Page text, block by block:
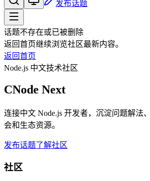
发布话题
话题不存在或已被删除
返回首页继续浏览社区最新内容。
返回首页
Node.js 中文技术社区
CNode Next
连接中文 Node.js 开发者，沉淀问题解法
会和生态资源。
发布话题了解社区
社区